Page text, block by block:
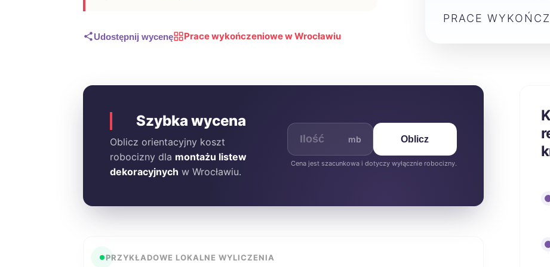
Udostępnij wycenę Prace wykończeniowe w Wrocławiu
PRACE
Szybka wycena
Oblicz orientacyjny koszt
robocizny dla montażu listew
dekoracyjnych w Wrocławiu.
mb Oblicz
Cena jest szacunkowa i dotyczy wyłącznie robocizny.
PRZYKŁADOWE LOKALNE WYLICZENIA